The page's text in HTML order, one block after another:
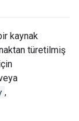
kaynak
türetilmiş
,